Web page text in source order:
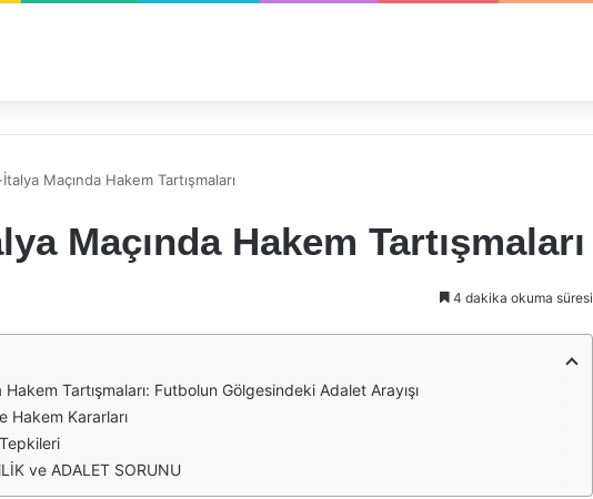
Maçında Hakem Tartışmaları
Maçında Hakem Tartışmaları
4 dakika okuma süresi
Tartışmaları: Futbolun Gölgesindeki Adalet Arayışı
Hakem Kararları
ve ADALET SORUNU